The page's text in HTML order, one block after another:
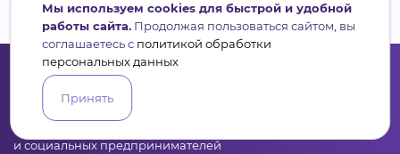
Сервис для некоммерческих организаций
и социальных предпринимателей
Мы используем cookies для быстрой и удобной
работы сайта. Продолжая пользоваться сайтом, вы
соглашаетесь с политикой обработки
персональных данных
Принять